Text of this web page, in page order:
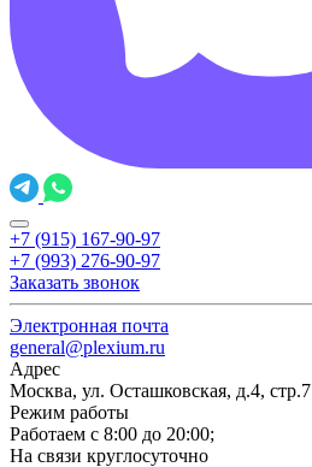
+7 (915) 167-90-97
+7 (993) 276-90-97
Заказать звонок
Электронная почта
general@plexium.ru
Адрес
Москва, ул. Осташковская, д.4, стр.7
Режим работы
Работаем с 8:00 до 20:00;
На связи круглосуточно